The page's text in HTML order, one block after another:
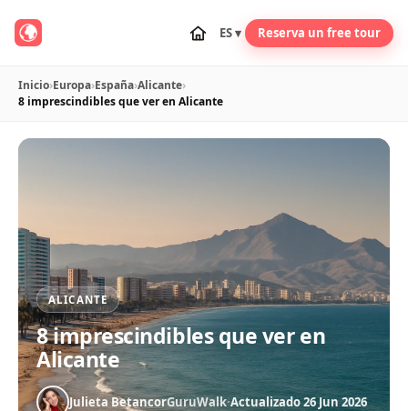
ES ▾ Reserva un free tour
Inicio›Europa›España›Alicante›
8 imprescindibles que ver en Alicante
ALICANTE
8 imprescindibles que ver en
Alicante
Julieta BetancorGuruWalk·Actualizado 26 Jun 2026